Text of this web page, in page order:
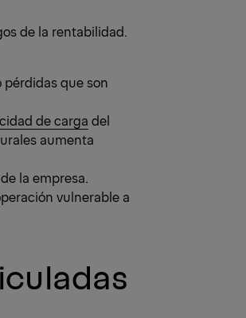
de la rentabilidad.
que son
de carga del
aumenta
la empresa.
vulnerable a